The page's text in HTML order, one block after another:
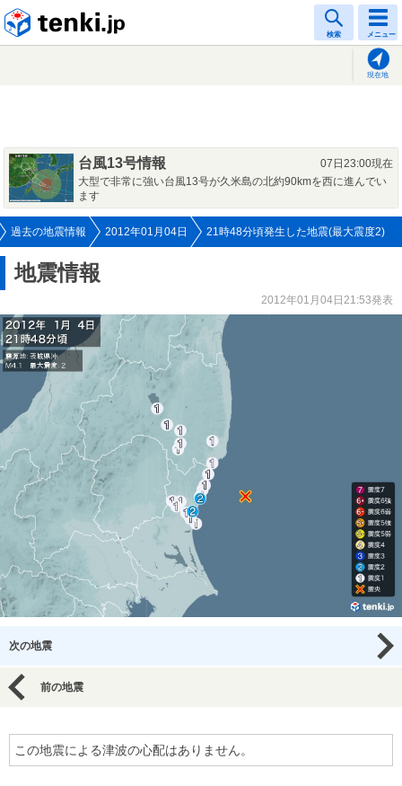
検索 メニュー
現在地
台風13号情報
07日23:00現在
大型で非常に強い台風13号が久米島の北約90kmを西に進んでい
ます
過去の地震情報 2012年01月04日 21時48分頃発生した地震(最大震度2)
地震情報
2012年01月04日21:53発表
次の地震
前の地震
この地震による津波の心配はありません。